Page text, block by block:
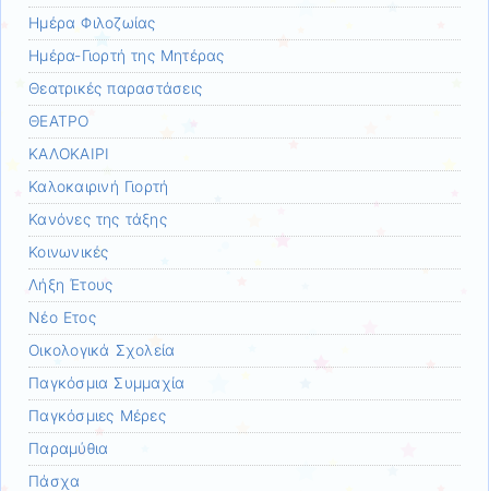
Ημέρα Φιλοζωίας
Ημέρα-Γιορτή της Μητέρας
Θεατρικές παραστάσεις
ΘΕΑΤΡΟ
ΚΑΛΟΚΑΙΡΙ
Καλοκαιρινή Γιορτή
Κανόνες της τάξης
Κοινωνικές
Λήξη Έτους
Νέο Ετος
Οικολογικά Σχολεία
Παγκόσμια Συμμαχία
Παγκόσμιες Μέρες
Παραμύθια
Πάσχα